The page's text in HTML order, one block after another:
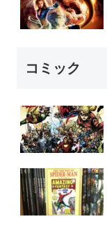
コミック